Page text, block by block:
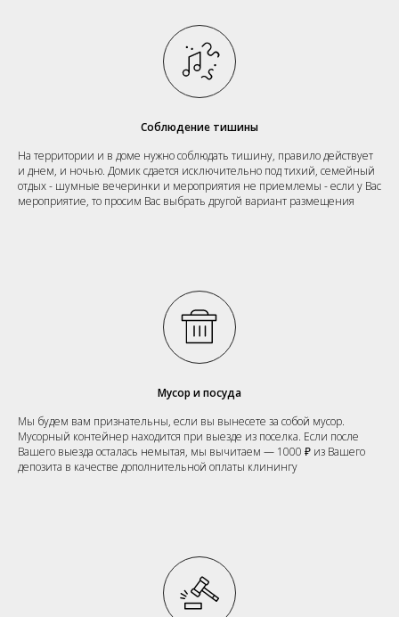
Соблюдение тишины
На территории и в доме нужно соблюдать тишину, правило действует
и днем, и ночью. Домик сдается исключительно под тихий, семейный
отдых - шумные вечеринки и мероприятия не приемлемы - если у Вас
мероприятие, то просим Вас выбрать другой вариант размещения
Мусор и посуда
Мы будем вам признательны, если вы вынесете за собой мусор.
Мусорный контейнер находится при выезде из поселка. Если после
Вашего выезда осталась немытая, мы вычитаем — 1000 ₽ из Вашего
депозита в качестве дополнительной оплаты клинингу